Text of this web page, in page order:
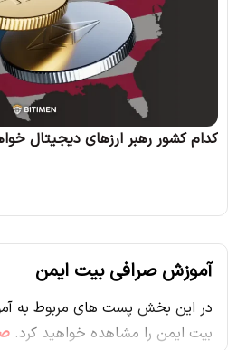
کدام کشور رهبر ارزهای دیجیتال
آموزش صرافی بیت ایمن
در این بخش پست های مربوط به
بیت ایمن را مشاهده خواهید کرد.